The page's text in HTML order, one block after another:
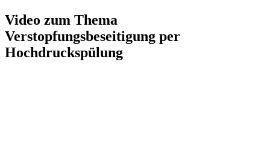
Video zum Thema
Verstopfungsbeseitigung per
Hochdruckspülung